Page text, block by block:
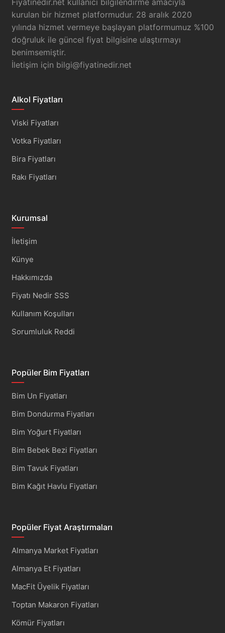
Fiyatinedir.net kullanıcı bilgilendirme amacıyla
kurulan bir hizmet platformudur. 28 aralık 2020
yılında hizmet vermeye başlayan platformumuz %100
doğruluk ile güncel fiyat bilgisine ulaştırmayı
benimsemiştir.
İletişim için bilgi@fiyatinedir.net
Alkol Fiyatları
Viski Fiyatları
Votka Fiyatları
Bira Fiyatları
Rakı Fiyatları
Kurumsal
İletişim
Künye
Hakkımızda
Fiyatı Nedir SSS
Kullanım Koşulları
Sorumluluk Reddi
Popüler Bim Fiyatları
Bim Un Fiyatları
Bim Dondurma Fiyatları
Bim Yoğurt Fiyatları
Bim Bebek Bezi Fiyatları
Bim Tavuk Fiyatları
Bim Kağıt Havlu Fiyatları
Popüler Fiyat Araştırmaları
Almanya Market Fiyatları
Almanya Et Fiyatları
MacFit Üyelik Fiyatları
Toptan Makaron Fiyatları
Kömür Fiyatları